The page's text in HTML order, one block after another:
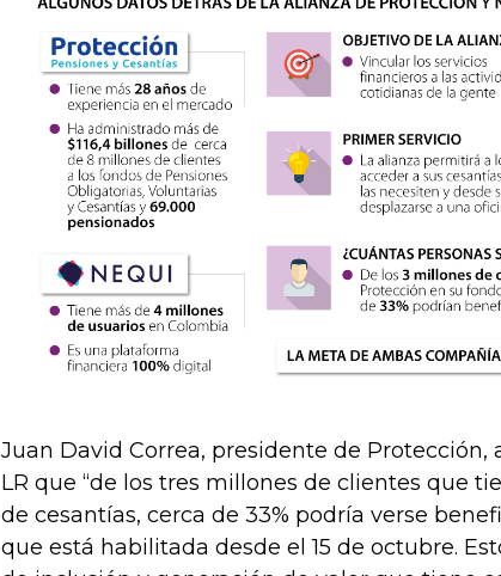
Juan David Correa, presidente de Protección,
LR que “de los tres millones de clientes que
de cesantías, cerca de 33% podría verse
que está habilitada desde el 15 de octubre.